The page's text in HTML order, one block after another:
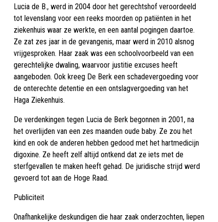
Lucia de B., werd in 2004 door het gerechtshof veroordeeld
tot levenslang voor een reeks moorden op patiënten in het
ziekenhuis waar ze werkte, en een aantal pogingen daartoe.
Ze zat zes jaar in de gevangenis, maar werd in 2010 alsnog
vrijgesproken. Haar zaak was een schoolvoorbeeld van een
gerechtelijke dwaling, waarvoor justitie excuses heeft
aangeboden. Ook kreeg De Berk een schadevergoeding voor
de onterechte detentie en een ontslagvergoeding van het
Haga Ziekenhuis.
De verdenkingen tegen Lucia de Berk begonnen in 2001, na
het overlijden van een zes maanden oude baby. Ze zou het
kind en ook de anderen hebben gedood met het hartmedicijn
digoxine. Ze heeft zelf altijd ontkend dat ze iets met de
sterfgevallen te maken heeft gehad. De juridische strijd werd
gevoerd tot aan de Hoge Raad.
Publiciteit
Onafhankelijke deskundigen die haar zaak onderzochten, liepen